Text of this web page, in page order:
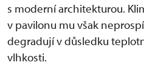
s moderní architekturou.
v pavilonu mu však
degradují v důsledku
vlhkosti.